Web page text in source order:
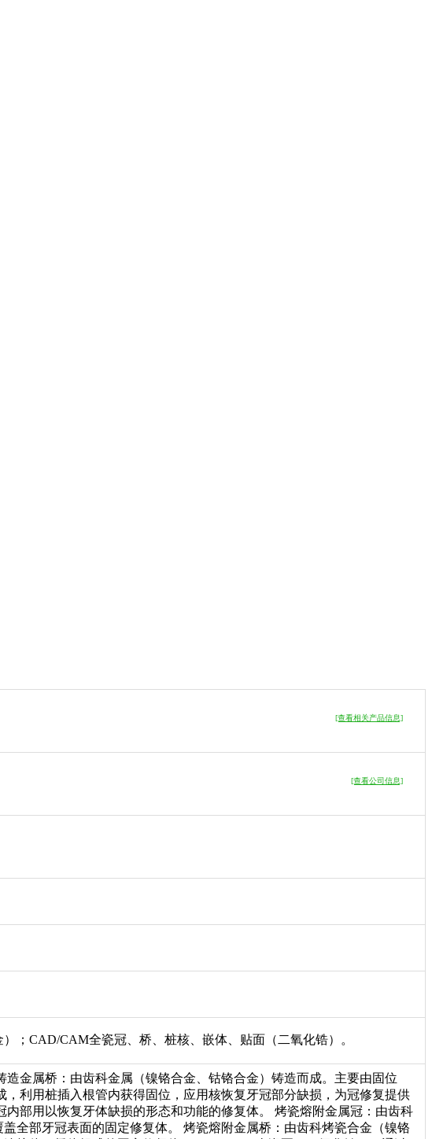
[查看相关产品信息]
[查看公司信息]
；CAD/CAM全瓷冠、桥、桩核、嵌体、贴面（二氧化锆）。
金属桥：由齿科金属（镍铬合金、钴铬合金）铸造而成。主要由固位
利用桩插入根管内获得固位，应用核恢复牙冠部分缺损，为冠修复提供
部用以恢复牙体缺损的形态和功能的修复体。 烤瓷熔附金属冠：由齿科
全部牙冠表面的固定修复体。 烤瓷熔附金属桥：由齿科烤瓷合金（镍铬